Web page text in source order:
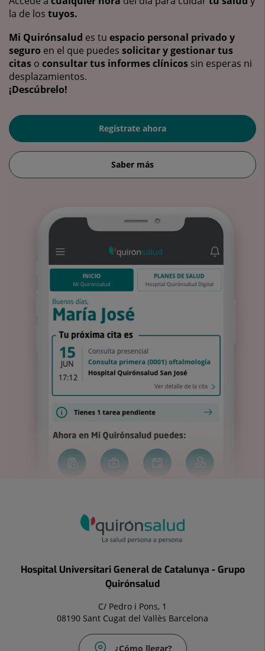
la de los tuyos.
Mi Quirónsalud es tu espacio personal privado y
seguro en el que puedes solicitar y gestionar tus
citas o consultar tus informes clínicos sin esperas ni
desplazamientos.
¡Descúbrelo!
Regístrate ahora
Saber más
Hospital Universitari General de Catalunya - Grupo
Quirónsalud
C/ Pedro i Pons, 1
08190 Sant Cugat del Vallès Barcelona
¿Cómo llegar?